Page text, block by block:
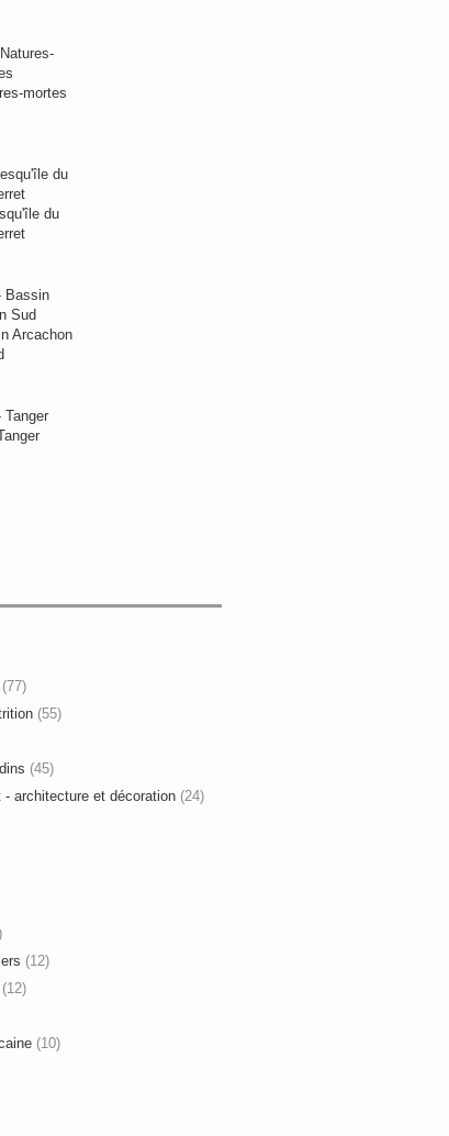
mortes
du
Arcachon
(77)
(55)
(45)
- architecture et décoration (24)
(12)
(12)
(10)